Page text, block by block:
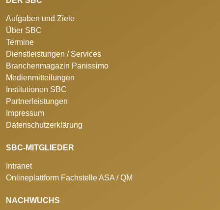
Aufgaben und Ziele
Über SBC
Termine
Dienstleistungen / Services
Branchenmagazin Panissimo
Medienmitteilungen
Institutionen SBC
Partnerleistungen
Impressum
Datenschutzerklärung
SBC-MITGLIEDER
Intranet
Onlineplattform Fachstelle ASA / QM
NACHWUCHS